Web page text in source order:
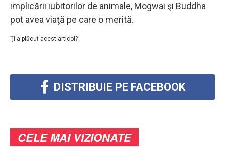
implicării iubitorilor de animale, Mogwai şi Buddha
pot avea viaţă pe care o merită.
Ţi-a plăcut acest articol?
DISTRIBUIE PE FACEBOOK
CELE MAI VIZIONATE